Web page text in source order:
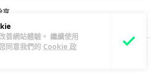
善網站體驗。 繼續使用
同意我們的 Cookie 政
享